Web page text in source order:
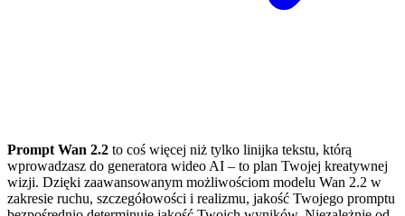
Prompt Wan 2.2 to coś więcej niż tylko linijka tekstu, którą
wprowadzasz do generatora wideo AI – to plan Twojej kreatywnej
wizji. Dzięki zaawansowanym możliwościom modelu Wan 2.2 w
zakresie ruchu, szczegółowości i realizmu, jakość Twojego promptu